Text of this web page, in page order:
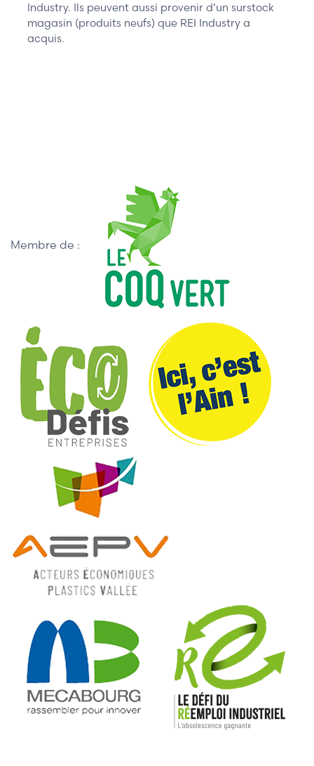
Industry. Ils peuvent aussi provenir d’un surstock
magasin (produits neufs) que REI Industry a
acquis.
Membre de :